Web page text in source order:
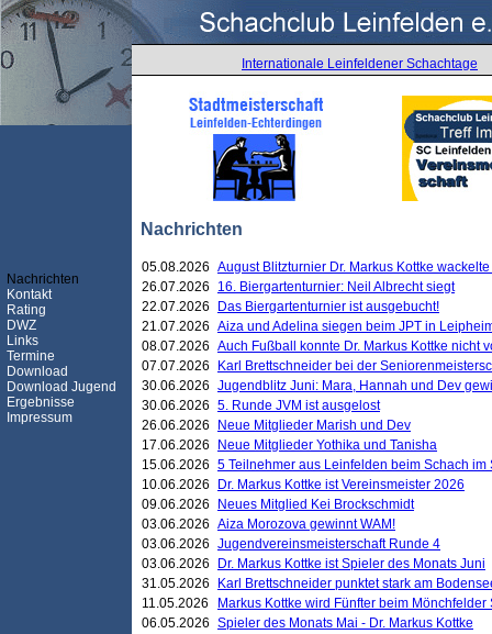
Internationale Leinfeldener Schachtage
Nachrichten
Nachrichten
Kontakt
Rating
DWZ
Links
Termine
Download
Download Jugend
Ergebnisse
Impressum
05.08.2026 August Blitzturnier Dr. Markus Kottke
26.07.2026
16. Biergartenturnier: Neil Albrecht siegt
22.07.2026
Das Biergartenturnier ist ausgebucht!
21.07.2026 Aiza und Adelina siegen beim JPT in
08.07.2026 Auch Fußball konnte Dr. Markus Kottke nicht
07.07.2026
Karl Brettschneider bei der
30.06.2026 Jugendblitz Juni: Mara, Hannah und Dev
30.06.2026 5. Runde JVM ist ausgelost
26.06.2026
Neue Mitglieder Marish und Dev
17.06.2026
Neue Mitglieder Yothika und Tanisha
15.06.2026 5 Teilnehmer aus Leinfelden beim Schach
10.06.2026
Dr. Markus Kottke ist Vereinsmeister 2026
09.06.2026
Neues Mitglied Kei Brockschmidt
03.06.2026 Aiza Morozova gewinnt WAM!
03.06.2026 Jugendvereinsmeisterschaft Runde 4
03.06.2026
Dr. Markus Kottke ist Spieler des Monats Juni
31.05.2026
Karl Brettschneider punktet stark am
11.05.2026
Markus Kottke wird Fünfter beim
06.05.2026 Spieler des Monats Mai - Dr. Markus Kottke